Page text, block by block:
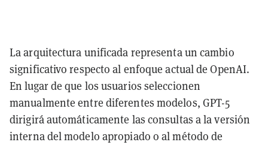
La arquitectura unificada representa un cambio
significativo respecto al enfoque actual de OpenAI.
En lugar de que los usuarios seleccionen
manualmente entre diferentes modelos, GPT-5
dirigirá automáticamente las consultas a la versión
interna del modelo apropiado o al método de